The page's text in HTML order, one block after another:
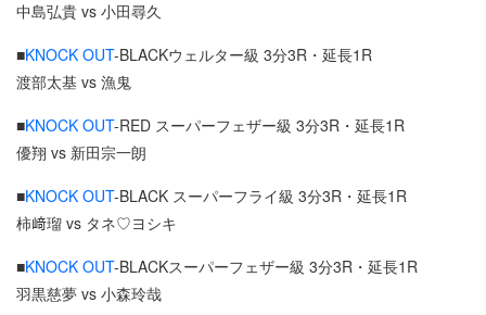
中島弘貴 vs 小田尋久
■KNOCK OUT-BLACKウェルター級 3分3R・延長1R
渡部太基 vs 漁鬼
■KNOCK OUT-RED スーパーフェザー級 3分3R・延長1R
優翔 vs 新田宗一朗
■KNOCK OUT-BLACK スーパーフライ級 3分3R・延長1R
柿﨑瑠 vs タネ♡ヨシキ
■KNOCK OUT-BLACKスーパーフェザー級 3分3R・延長1R
羽黒慈夢 vs 小森玲哉